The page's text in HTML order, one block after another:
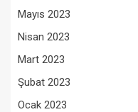
Mayıs 2023
Nisan 2023
Mart 2023
Şubat 2023
Ocak 2023